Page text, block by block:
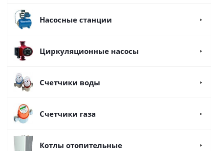
Насосные станции
Циркуляционные насосы
Счетчики воды
Счетчики газа
Котлы отопительные